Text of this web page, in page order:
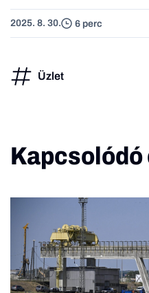
2025. 8. 30. 6 perc
Üzlet